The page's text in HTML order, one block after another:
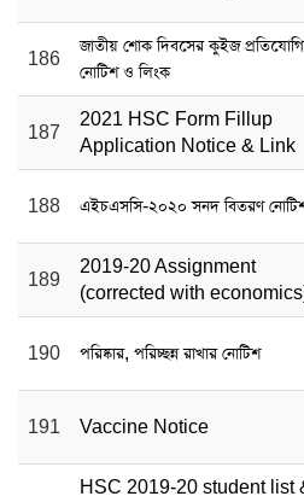
186
জাতীয় শোক দিবসের কুইজ
নোটিশ ও লিংক
187
2021 HSC Form Fillup
Application Notice & Link
188 এইচএসসি-২০২০ সনদ বিতরণ
189
2019-20 Assignment
(corrected with
190 পরিষ্কার, পরিচ্ছন্ন রাখার নোটিশ
191 Vaccine Notice
HSC 2019-20 student list